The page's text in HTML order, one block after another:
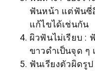
ฟันหน้า แต่ฟันซี่
แก้ไขได้เช่นกัน
ผิวฟันไม่เรียบ :
ขาวดำเป็นจุด ๆ
ฟันเรียงตัวผิดรู